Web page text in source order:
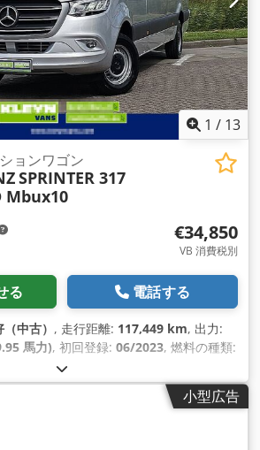
1 / 13
ョンワゴン
SPRINTER 317
Mbux10
€34,850
VB 消費税別
る 電話する
（中古） , 走行距離: 117,449 km, 出力:
馬力), 初回登録: 06/2023, 燃料の種類:
235/65R16
mm, 燃料:ディーゼル, 色:シルバー, 運転
, 排出クラス: ユーロ
小型広告